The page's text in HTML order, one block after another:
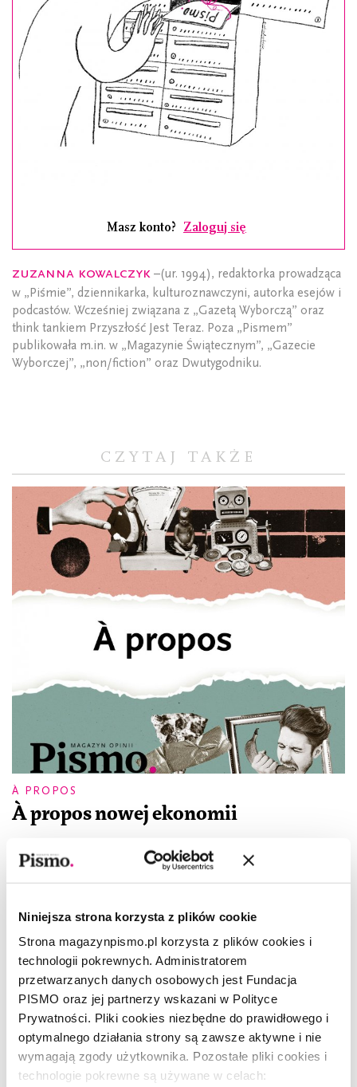
Niniejsza strona korzysta z plików cookie
Strona magazynpismo.pl korzysta z plików cookies i
technologii pokrewnych. Administratorem
przetwarzanych danych osobowych jest Fundacja
PISMO oraz jej partnerzy wskazani w Polityce
Prywatności. Pliki cookies niezbędne do prawidłowego i
optymalnego działania strony są zawsze aktywne i nie
wymagają zgody użytkownika. Pozostałe pliki cookies i
technologie pokrewne są używane w celach:
Masz konto? Zaloguj się
Zuzanna Kowalczyk –(ur. 1994), redaktorka prowadząca
w „Piśmie”, dziennikarka, kulturoznawczyni, autorka esejów i
podcastów. Wcześniej związana z „Gazetą Wyborczą” oraz
think tankiem Przyszłość Jest Teraz. Poza „Pismem”
publikowała m.in. w „Magazynie Świątecznym”, „Gazecie
Wyborczej”, „non/fiction” oraz Dwutygodniku.
CZYTAJ TAKŻE
À PROPOS
À propos nowej ekonomii